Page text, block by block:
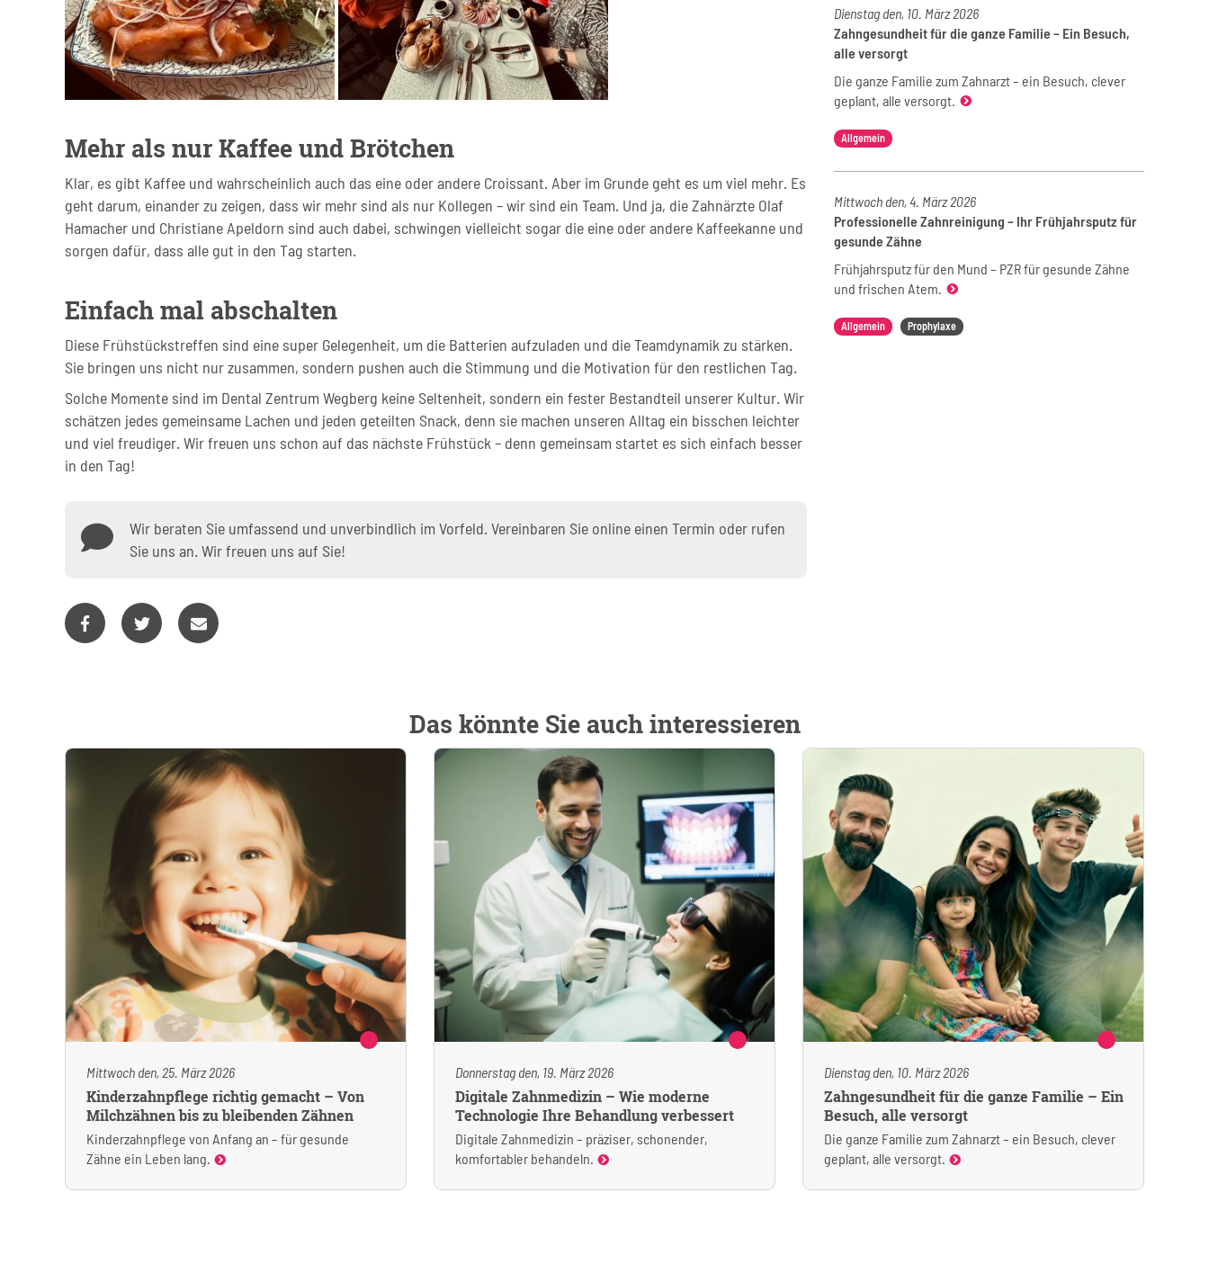
Mehr als nur Kaffee und Brötchen
Klar, es gibt Kaffee und wahrscheinlich auch das eine oder andere Croissant. Aber im Grunde geht es um viel mehr. Es
geht darum, einander zu zeigen, dass wir mehr sind als nur Kollegen – wir sind ein Team. Und ja, die Zahnärzte Olaf
Hamacher und Christiane Apeldorn sind auch dabei, schwingen vielleicht sogar die eine oder andere Kaffeekanne und
sorgen dafür, dass alle gut in den Tag starten.
Einfach mal abschalten
Diese Frühstückstreffen sind eine super Gelegenheit, um die Batterien aufzuladen und die Teamdynamik zu stärken.
Sie bringen uns nicht nur zusammen, sondern pushen auch die Stimmung und die Motivation für den restlichen Tag.
Solche Momente sind im Dental Zentrum Wegberg keine Seltenheit, sondern ein fester Bestandteil unserer Kultur. Wir
schätzen jedes gemeinsame Lachen und jeden geteilten Snack, denn sie machen unseren Alltag ein bisschen leichter
und viel freudiger. Wir freuen uns schon auf das nächste Frühstück – denn gemeinsam startet es sich einfach besser
in den Tag!
Wir beraten Sie umfassend und unverbindlich im Vorfeld. Vereinbaren Sie online einen Termin oder rufen
Sie uns an. Wir freuen uns auf Sie!
Dienstag den, 10. März 2026
Zahngesundheit für die ganze Familie – Ein Besuch,
alle versorgt
Die ganze Familie zum Zahnarzt – ein Besuch, clever
geplant, alle versorgt.
Allgemein
Mittwoch den, 4. März 2026
Professionelle Zahnreinigung – Ihr Frühjahrsputz für
gesunde Zähne
Frühjahrsputz für den Mund – PZR für gesunde Zähne
und frischen Atem.
Allgemein Prophylaxe
Das könnte Sie auch interessieren
Mittwoch den, 25. März 2026
Kinderzahnpflege richtig gemacht – Von
Milchzähnen bis zu bleibenden Zähnen
Kinderzahnpflege von Anfang an – für gesunde
Zähne ein Leben lang.
Donnerstag den, 19. März 2026
Digitale Zahnmedizin – Wie moderne
Technologie Ihre Behandlung verbessert
Digitale Zahnmedizin – präziser, schonender,
komfortabler behandeln.
Dienstag den, 10. März 2026
Zahngesundheit für die ganze Familie – Ein
Besuch, alle versorgt
Die ganze Familie zum Zahnarzt – ein Besuch, clever
geplant, alle versorgt.